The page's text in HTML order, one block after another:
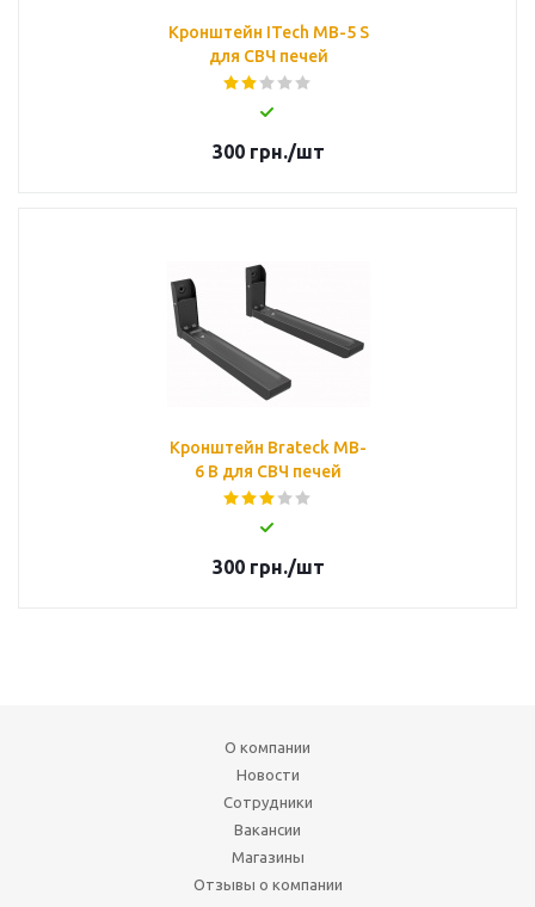
Кронштейн ITech MB-5 S
для СВЧ печей
300грн./шт
Кронштейн Brateck MB-
6 B для СВЧ печей
300грн./шт
О компании
Новости
Сотрудники
Вакансии
Магазины
Отзывы о компании